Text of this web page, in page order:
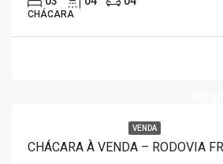
CHÁCARA
VENDA